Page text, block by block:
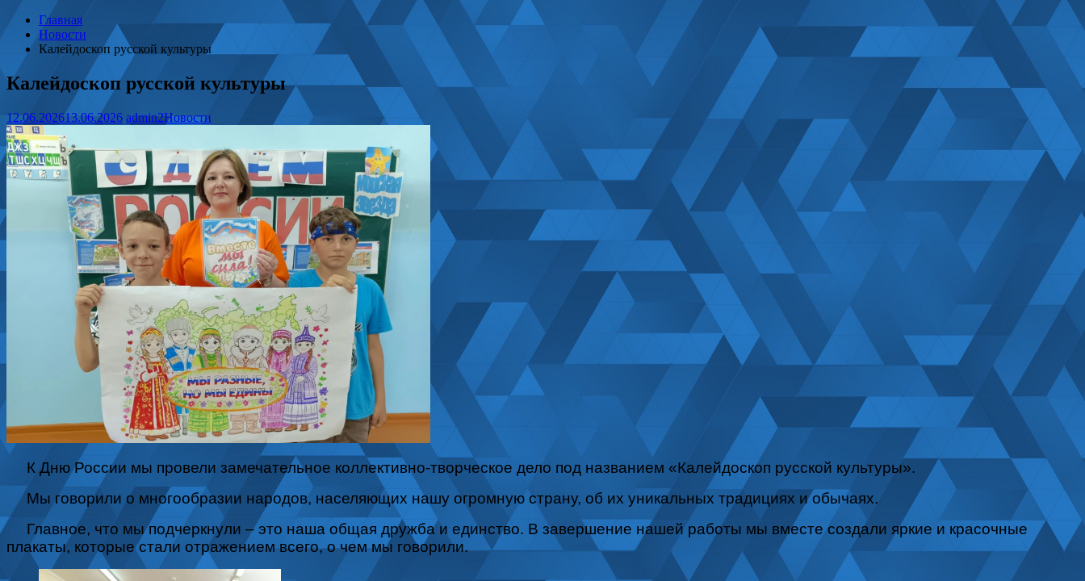
Главная
Новости
Калейдоскоп русской культуры
Калейдоскоп русской культуры
12.06.202613.06.2026 admin2Новости
К Дню России мы провели замечательное коллективно-творческое дело под названием «Калейдоскоп русской культуры».
Мы говорили о многообразии народов, населяющих нашу огромную страну, об их уникальных традициях и обычаях.
Главное, что мы подчеркнули – это наша общая дружба и единство. В завершение нашей работы мы вместе создали яркие и красочные
плакаты, которые стали отражением всего, о чем мы говорили.